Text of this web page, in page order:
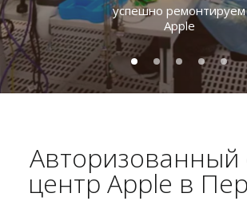
успешно ремонтируем
Apple
Авторизованный
центр Apple в